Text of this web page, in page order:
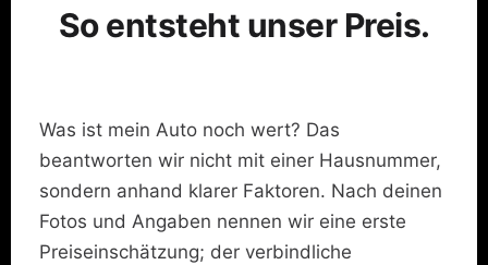
So entsteht unser Preis.
Was ist mein Auto noch wert? Das
beantworten wir nicht mit einer Hausnummer,
sondern anhand klarer Faktoren. Nach deinen
Fotos und Angaben nennen wir eine erste
Preiseinschätzung; der verbindliche